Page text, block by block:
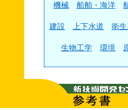
機械
船舶・海洋
建設
上下水道 衛
生物工学
環境